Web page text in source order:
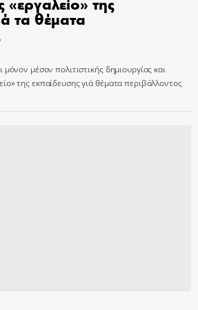
τα θέματα
μέσον πολιτιστικής δημιουργίας και
της εκπαίδευσης γιά θέματα περιβάλλοντος